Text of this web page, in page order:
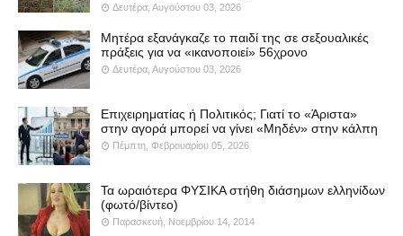
Δευτέρα, Αυγούστου 03, 2026
Μητέρα εξανάγκαζε το παιδί της σε σεξουαλικές
πράξεις για να «ικανοποιεί» 56χρονο
Δευτέρα, Αυγούστου 03, 2026
Επιχειρηματίας ή Πολιτικός; Γιατί το «Άριστα»
στην αγορά μπορεί να γίνει «Μηδέν» στην κάλπη
Πέμπτη, Φεβρουαρίου 05, 2026
Τα ωραιότερα ΦΥΣΙΚΑ στήθη διάσημων ελληνίδων
(φωτό/βίντεο)
Παρασκευή, Νοεμβρίου 14, 2014